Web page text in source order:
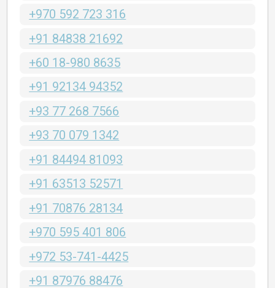
+970 592 723 316
+91 84838 21692
+60 18-980 8635
+91 92134 94352
+93 77 268 7566
+93 70 079 1342
+91 84494 81093
+91 63513 52571
+91 70876 28134
+970 595 401 806
+972 53-741-4425
+91 87976 88476